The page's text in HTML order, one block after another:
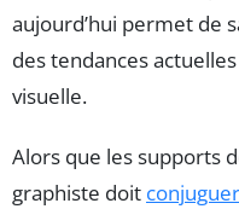
aujourd’hui permet de
des tendances
visuelle.
Alors que les supports
graphiste doit conjuguer